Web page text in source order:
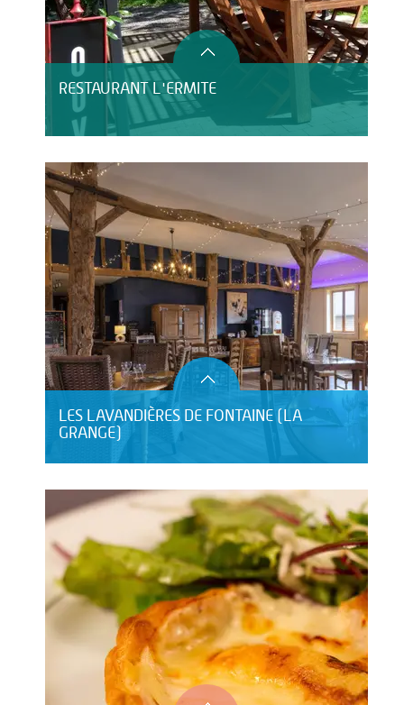
RESTAURANT L'ERMITE
LES LAVANDIÈRES DE FONTAINE (LA
GRANGE)